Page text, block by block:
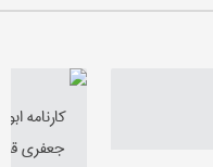
کارنامه
جعفری